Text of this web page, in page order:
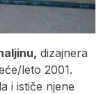
dizajnera
leto 2001.
i ističe njene